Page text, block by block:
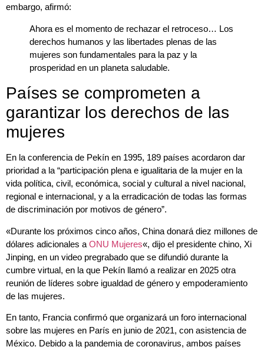
embargo, afirmó:
Ahora es el momento de rechazar el retroceso… Los
derechos humanos y las libertades plenas de las
mujeres son fundamentales para la paz y la
prosperidad en un planeta saludable.
Países se comprometen a
garantizar los derechos de las
mujeres
En la conferencia de Pekín en 1995, 189 países acordaron dar
prioridad a la “participación plena e igualitaria de la mujer en la
vida política, civil, económica, social y cultural a nivel nacional,
regional e internacional, y a la erradicación de todas las formas
de discriminación por motivos de género”.
«Durante los próximos cinco años, China donará diez millones de
dólares adicionales a ONU Mujeres«, dijo el presidente chino, Xi
Jinping, en un video pregrabado que se difundió durante la
cumbre virtual, en la que Pekín llamó a realizar en 2025 otra
reunión de líderes sobre igualdad de género y empoderamiento
de las mujeres.
En tanto, Francia confirmó que organizará un foro internacional
sobre las mujeres en París en junio de 2021, con asistencia de
México. Debido a la pandemia de coronavirus, ambos países